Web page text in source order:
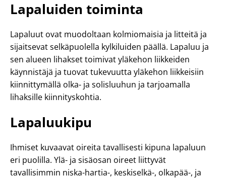
Lapaluiden toiminta
Lapaluut ovat muodoltaan kolmiomaisia ja litteitä ja
sijaitsevat selkäpuolella kylkiluiden päällä. Lapaluu ja
sen alueen lihakset toimivat yläkehon liikkeiden
käynnistäjä ja tuovat tukevuutta yläkehon liikkeisiin
kiinnittymällä olka- ja solisluuhun ja tarjoamalla
lihaksille kiinnityskohtia.
Lapaluukipu
Ihmiset kuvaavat oireita tavallisesti kipuna lapaluun
eri puolilla. Ylä- ja sisäosan oireet liittyvät
tavallisimmin niska-hartia-, keskiselkä-, olkapää-, ja